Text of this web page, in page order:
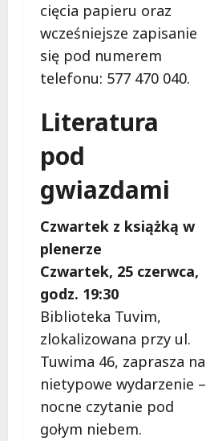
cięcia papieru oraz
wcześniejsze zapisanie
się pod numerem
telefonu: 577 470 040.
Literatura
pod
gwiazdami
Czwartek z książką w
plenerze
Czwartek, 25 czerwca,
godz. 19:30
Biblioteka Tuvim,
zlokalizowana przy ul.
Tuwima 46, zaprasza na
nietypowe wydarzenie –
nocne czytanie pod
gołym niebem.